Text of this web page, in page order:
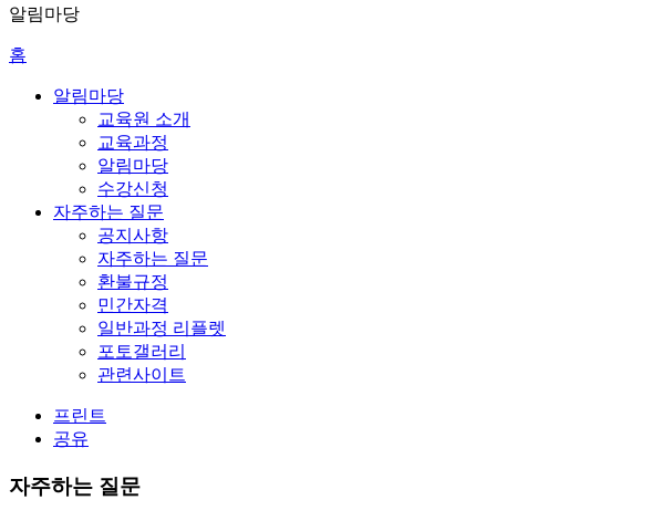
알림마당
홈
알림마당
교육원 소개
교육과정
알림마당
수강신청
자주하는 질문
공지사항
자주하는 질문
환불규정
민간자격
일반과정 리플렛
포토갤러리
관련사이트
프린트
공유
자주하는 질문